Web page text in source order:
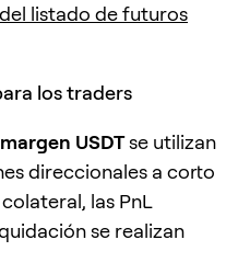
listado de futuros
los traders
USDTse utilizan
direccionales a corto
las PnL
se realizan